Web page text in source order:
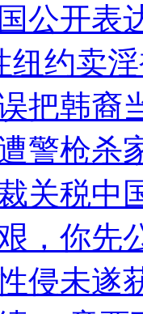
公开表
纽约卖
把韩裔
警枪杀
关税中
，你先
侵未遂